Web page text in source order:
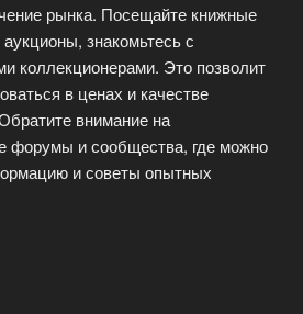
рынка. Посещайте книжные
знакомьтесь с
коллекционерами. Это позволит
в ценах и качестве
внимание на
форумы и сообщества, где можно
и советы опытных